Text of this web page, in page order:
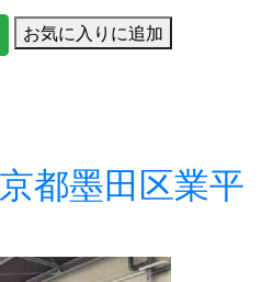
お気に入りに追加
都墨田区業平